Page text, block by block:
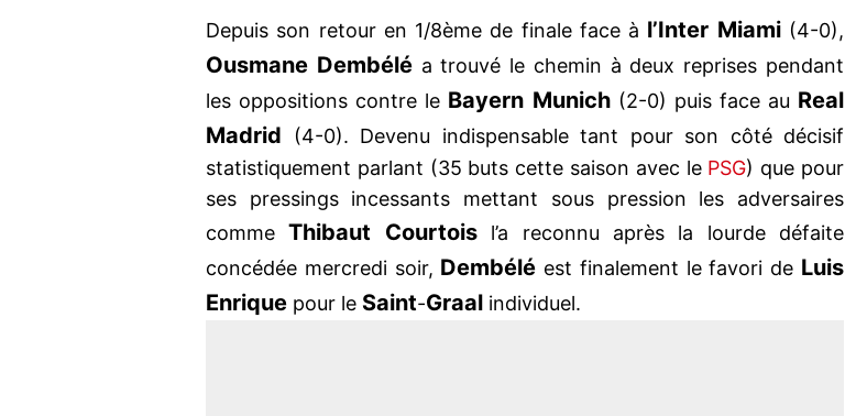
Depuis son retour en 1/8ème de finale face à l’Inter Miami (4-0),
Ousmane Dembélé a trouvé le chemin à deux reprises pendant
les oppositions contre le Bayern Munich (2-0) puis face au Real
Madrid
(4-0). Devenu indispensable tant pour son côté décisif
statistiquement parlant (35 buts cette saison avec le PSG) que pour
ses pressings incessants mettant sous pression les adversaires
commeThibaut Courtois
l’a reconnu après la lourde défaite
concédée mercredi soir, Dembélé est finalement le favori de Luis
Enrique pour le Saint-Graal individuel.